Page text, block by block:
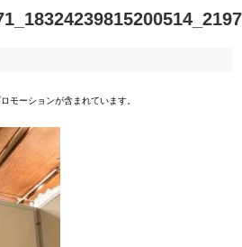
モーションが含まれています。